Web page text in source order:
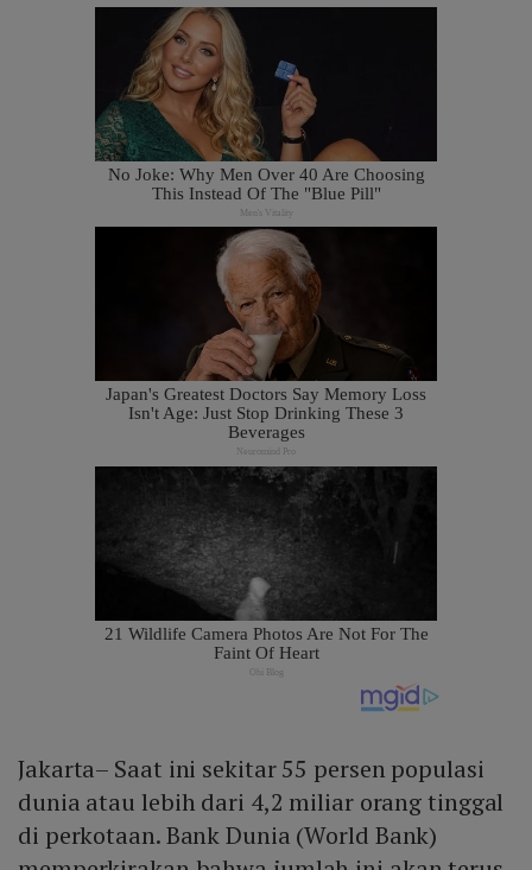
Jakarta– Saat ini sekitar 55 persen populasi
dunia atau lebih dari 4,2 miliar orang tinggal
di perkotaan. Bank Dunia (World Bank)